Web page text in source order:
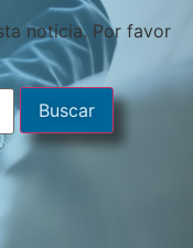
noticia. Por favor